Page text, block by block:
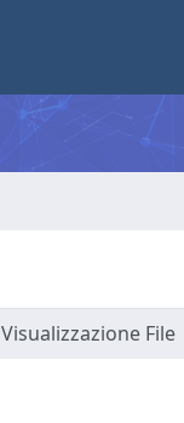
Visualizzazione File